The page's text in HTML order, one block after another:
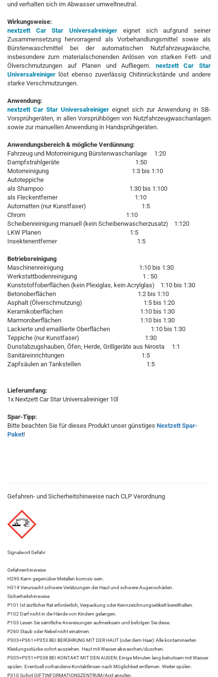
und verhalten sich im Abwasser umweltneutral.
Wirkungsweise:
nextzett Car Star Universalreiniger
eignet sich aufgrund seiner
Zusammensetzung hervorragend als Vorbehandlungsmittel sowie als
Bürstenwaschmittel bei der automatischen Nutzfahrzeugwäsche,
insbesondere zum materialschonenden Anlösen von starken Fett- und
Ölverschmutzungen auf Planen und Aufliegern. nextzett Car Star
Universalreiniger löst ebenso zuverlässig Chitinrückstände und andere
starke Verschmutzungen.
Anwendung:
nextzett Car Star Universalreiniger eignet sich zur Anwendung in SB-
Vorsprühgeräten, in allen Vorsprühbögen von Nutzfahrzeugwaschanlagen
sowie zur manuellen Anwendung in Handsprühgeräten.
Anwendungsbereich & mögliche Verdünnung:
Fahrzeug und Motorreinigung Bürstenwaschanlage 1:20
Dampfstrahlgeräte 1:50
Motorreinigung 1:3 bis 1:10
Autoteppiche
als Shampoo 1:30 bis 1:100
als Fleckentferner 1:10
Automatten (nur Kunstfaser) 1:5
Chrom 1:10
Scheibenreinigung manuell (kein Scheibenwascherzusatz) 1:120
LKW Planen 1:5
Insektenentferner 1:5
Betriebsreinigung
Maschinenreinigung 1:10 bis 1:30
Werkstattbodenreinigung 1 : 50
Kunststoffoberflächen (kein Plexiglas, kein Acrylglas) 1:10 bis 1:30
Betonoberflächen 1:2 bis 1:10
Asphalt (Ölverschmutzung) 1:5 bis 1:20
Keramikoberflächen 1:10 bis 1:30
Marmoroberflächen 1:10 bis 1:30
Lackierte und emaillierte Oberflächen 1:10 bis 1:30
Teppiche (nur Kunstfaser) 1:30
Dunstabzugshauben, Öfen, Herde, Grillgeräte aus Nirosta 1:1
Sanitäreinrichtungen 1:5
Zapfsäulen an Tankstellen 1:5
Lieferumfang:
1x Nextzett Car Star Universalreiniger 10l
Spar-Tipp:
Bitte beachten Sie für dieses Produkt unser günstiges Nextzett Spar-
Paket!
Gefahren- und Sicherheitshinweise nach CLP Verordnung
Signalwort Gefahr
Gefahrenhinweise
H290 Kann gegenüber Metallen korrosiv sein.
H314 Verursacht schwere Verätzungen der Haut und schwere Augenschäden.
Sicherheitshinweise
P101 Ist ärztlicher Rat erforderlich, Verpackung oder Kennzeichnungsetikett bereithalten.
P102 Darf nicht in die Hände von Kindern gelangen.
P103 Lesen Sie sämtliche Anweisungen aufmerksam und befolgen Sie diese.
P260 Staub oder Nebel nicht einatmen.
P303+P361+P353 BEI BERÜHRUNG MIT DER HAUT (oder dem Haar): Alle kontaminierten
Kleidungsstücke sofort ausziehen. Haut mit Wasser abwaschen/duschen.
P305+P351+P338 BEI KONTAKT MIT DEN AUGEN: Einige Minuten lang behutsam mit Wasser
spülen. Eventuell vorhandene Kontaktlinsen nach Möglichkeit entfernen. Weiter spülen.
P310 Sofort GIFTINFORMATIONSZENTRUM/Arzt anrufen.